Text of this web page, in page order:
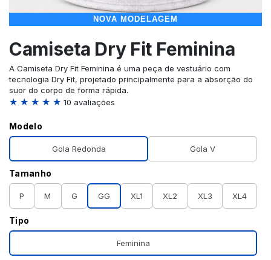
NOVA MODELAGEM
Camiseta Dry Fit Feminina
A Camiseta Dry Fit Feminina é uma peça de vestuário com
tecnologia Dry Fit, projetado principalmente para a absorção do
suor do corpo de forma rápida.
★ ★ ★ ★ ★ 10 avaliações
Modelo
Gola Redonda Gola V
Tamanho
P M G GG XL1 XL2 XL3 XL4
Tipo
Feminina